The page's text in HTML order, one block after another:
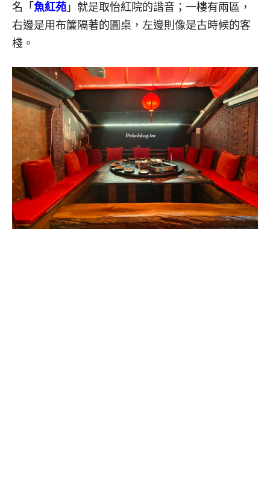
名「 魚紅苑 」就是取怡紅院的諧音；一樓有兩區，
右邊是用布簾隔著的圓桌，左邊則像是古時候的客
棧。